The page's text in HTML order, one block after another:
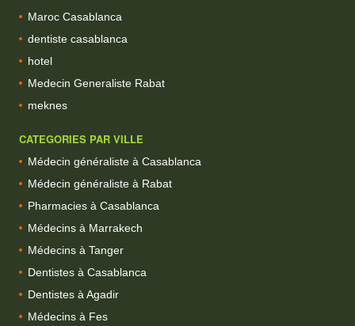
Maroc Casablanca
dentiste casablanca
hotel
Medecin Generaliste Rabat
meknes
CATEGORIES PAR VILLE
Médecin généraliste à Casablanca
Médecin généraliste à Rabat
Pharmacies à Casablanca
Médecins à Marrakech
Médecins à Tanger
Dentistes à Casablanca
Dentistes à Agadir
Médecins à Fes